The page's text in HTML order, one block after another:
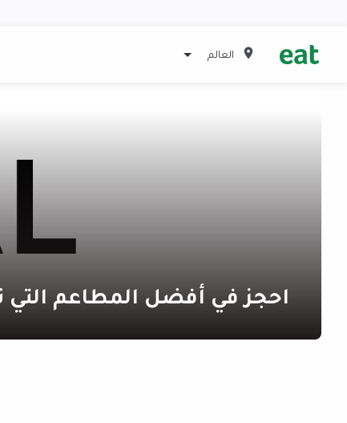
العالم
احجز في أفضل المطاعم التي